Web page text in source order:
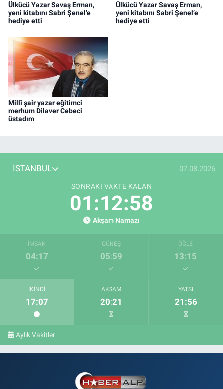
Ülkücü Yazar Savaş Erman,
yeni kitabını Sabri Şenel’e
hediye etti
Ülkücü Yazar Savaş Erman,
yeni kitabını Sabri Şenel’e
hediye etti
Millî şair yazar eğitimci
merhum Dilaver Cebeci
üstadım
İSTANBUL 07.08.2026
SONRAKI VAKTE KALAN
01:12:57
Akşam Namazı
İMSAK
04:17
GÜNEŞ
05:59
ÖĞLE
13:15
İKINDI
17:07
AKŞAM
20:21
YATSI
21:56
Aylık Vakitler